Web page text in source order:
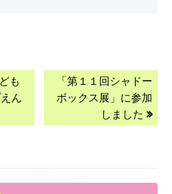
も
ん
「第１１回シャドー
ボックス展」に参加
しました